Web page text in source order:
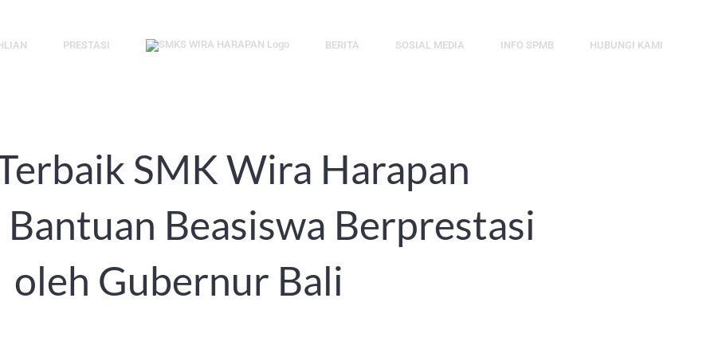
PRESTASI BERITA SOSIAL MEDIA INFO SPMB HUBUNGI KAMI
SMK Wira Harapan
Beasiswa Berprestasi
oleh Gubernur Bali